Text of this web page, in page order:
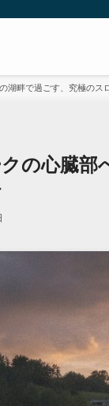
湖畔で過ごす、究極のス
の心臓部